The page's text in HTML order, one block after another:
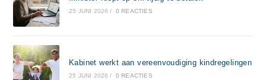
25 JUNI 2026 / 0 REACTIES
Kabinet werkt aan vereenvoudiging kindregelingen
25 JUNI 2026 / 0 REACTIES